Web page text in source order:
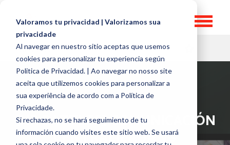
Valoramos tu privacidad | Valorizamos sua
privacidade
Al navegar en nuestro sitio aceptas que usemos
cookies para personalizar tu experiencia según
Politica de Privacidad. | Ao navegar no nosso site
aceita que utilizemos cookies para personalizar a
sua experiência de acordo com a Política de
Privacidade.
Si rechazas, no se hará seguimiento de tu
información cuando visites este sitio web. Se usará
HR TOPICS
[HR BATTLES] COMUNICACIÓN
CENTRALIZADA VS